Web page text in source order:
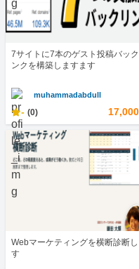
7サイトに7本のゲスト投稿バック
ンクを構築しますます
muhammadabdull
- (0)
Webマーケティングを横断診断し
す